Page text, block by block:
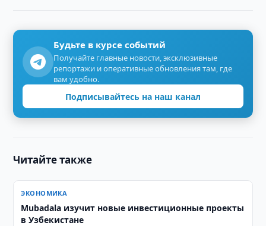
Будьте в курсе событий
Получайте главные новости, эксклюзивные
репортажи и оперативные обновления там, где
вам удобно.
Подписывайтесь на наш канал
Читайте также
ЭКОНОМИКА
Mubadala изучит новые инвестиционные проекты
в Узбекистане